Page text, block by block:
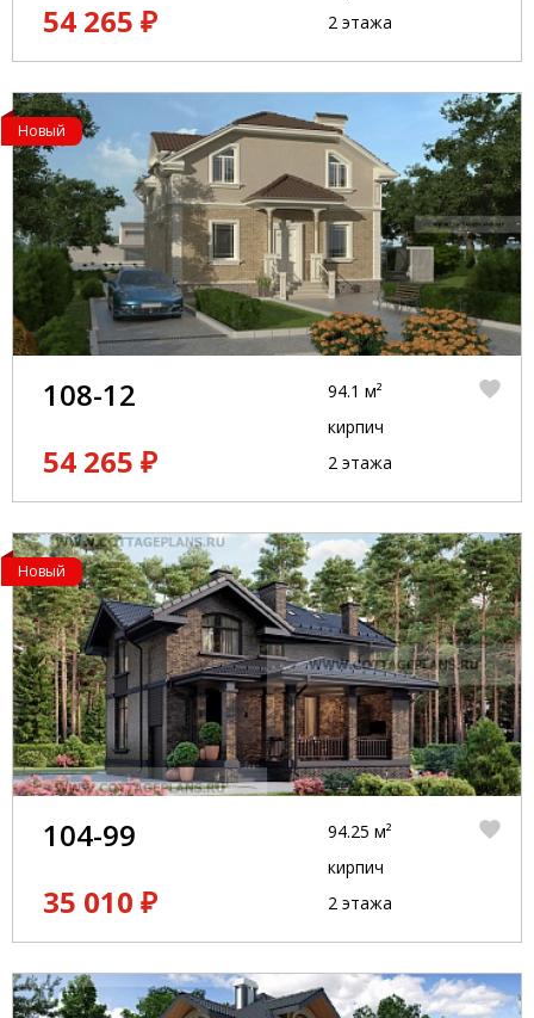
54 265 ₽
2 этажа
Новый
108-12
54 265 ₽
94.1 м²
кирпич
2 этажа
Новый
104-99
35 010 ₽
94.25 м²
кирпич
2 этажа